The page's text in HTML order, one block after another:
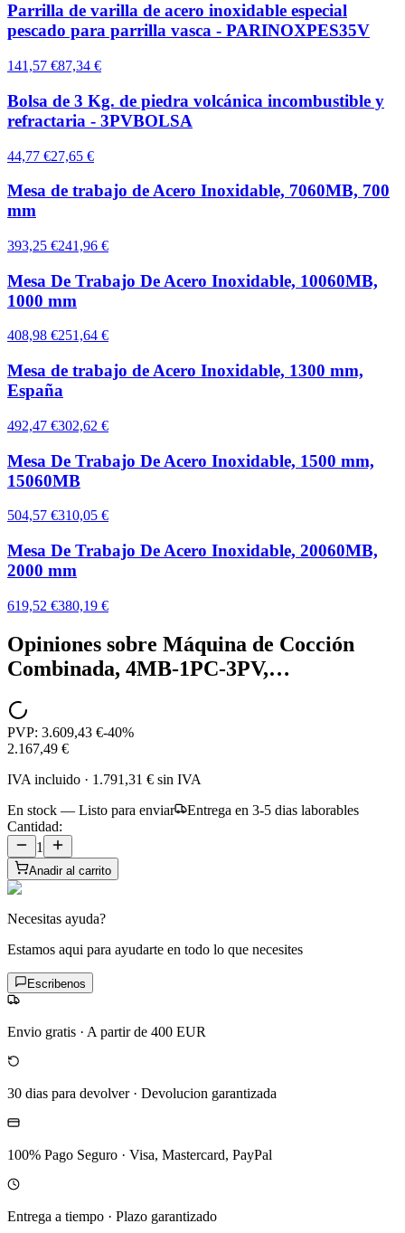
Parrilla de varilla de acero inoxidable especial
pescado para parrilla vasca - PARINOXPES35V
141,57 €87,34 €
Bolsa de 3 Kg. de piedra volcánica incombustible y
refractaria - 3PVBOLSA
44,77 €27,65 €
Mesa de trabajo de Acero Inoxidable, 7060MB, 700
mm
393,25 €241,96 €
Mesa De Trabajo De Acero Inoxidable, 10060MB,
1000 mm
408,98 €251,64 €
Mesa de trabajo de Acero Inoxidable, 1300 mm,
España
492,47 €302,62 €
Mesa De Trabajo De Acero Inoxidable, 1500 mm,
15060MB
504,57 €310,05 €
Mesa De Trabajo De Acero Inoxidable, 20060MB,
2000 mm
619,52 €380,19 €
Opiniones sobre Máquina de Cocción
Combinada, 4MB-1PC-3PV,…
PVP: 3.609,43 €-40%
2.167,49 €
IVA incluido · 1.791,31 € sin IVA
En stock — Listo para enviar
Entrega en 3-5 dias laborables
Cantidad:
1
Anadir al carrito
Necesitas ayuda?
Estamos aqui para ayudarte en todo lo que necesites
Escribenos
Envio gratis · A partir de 400 EUR
30 dias para devolver· Devolucion garantizada
100% Pago Seguro · Visa, Mastercard, PayPal
Entrega a tiempo · Plazo garantizado